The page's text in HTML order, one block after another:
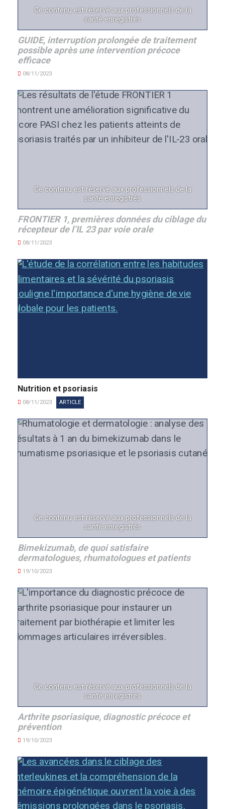
Ce contenu est réservé aux professionnels de la
santé enregistrés
GUIDE, interruption prolongée de traitement
possible après une intervention précoce
efficace
08/11/2023
Ce contenu est réservé aux professionnels de la
santé enregistrés
FRONTIER 1, premières données du ciblage du
récepteur de l’IL 23 par voie orale
08/11/2023
Nutrition et psoriasis
08/11/2023 ARTICLE
Ce contenu est réservé aux professionnels de la
santé enregistrés
Bimekizumab, de quoi satisfaire
dermatologues, rhumatologues et patients
19/10/2023
Ce contenu est réservé aux professionnels de la
santé enregistrés
Arthrite psoriasique, diagnostic précoce et
prévention
19/10/2023